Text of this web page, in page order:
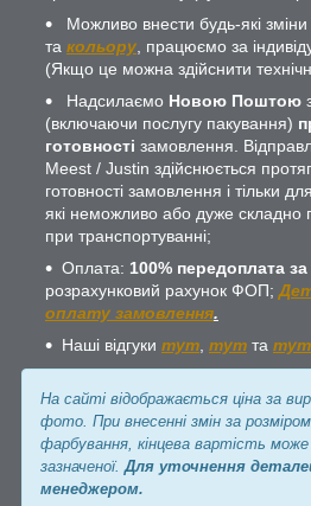
Можливо внести будь-які
та кольору , працюємо за
(Якщо це можна здійснити
Надсилаємо Новою Поштою
(включаючи послугу пакування)
готовності замовлення.
Meest / Justin здійснюється
готовності замовлення і тільки
які неможливо або дуже складно
при транспортуванні;
Оплата: 100% передоплата
розрахунковий рахунок ФОП;
оплату замовлення.
Наші відгуки тут тут та тут
На сайті відображається ціна за
фото. При внесенні змін за
фарбування, кінцева вартість може
зазначеної. Для уточнення
менеджером.